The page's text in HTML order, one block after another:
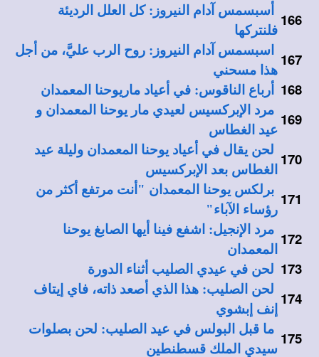
166
أسبسمس آدام النيروز: كل العلل الرديئة
فلنتركها
167
اسبسمس آدام النيروز: روح الرب عليَّ، من أجل
هذا مسحني
168 أرباع الناقوس: في أعياد ماريوحنا المعمدان
169 مرد الإبركسيس لعيدي مار يوحنا المعمدان و
عيد الغطاس
170 لحن يقال في أعياد يوحنا المعمدان وليلة عيد
الغطاس بعد الإبركسيس
171 برلكس يوحنا المعمدان "أنت مرتفع أكثر من
رؤساء الآباء"
172 مرد الإنجيل: اشفع فينا أيها الصابغ يوحنا
المعمدان
173 لحن في عيدي الصليب أثناء الدورة
174 لحن الصليب: هذا الذي أصعد ذاته، فاي إيتاف
إنف إبشوي
175 ما قبل البولس في عيد الصليب: لحن بصلوات
سيدي الملك قسطنطين